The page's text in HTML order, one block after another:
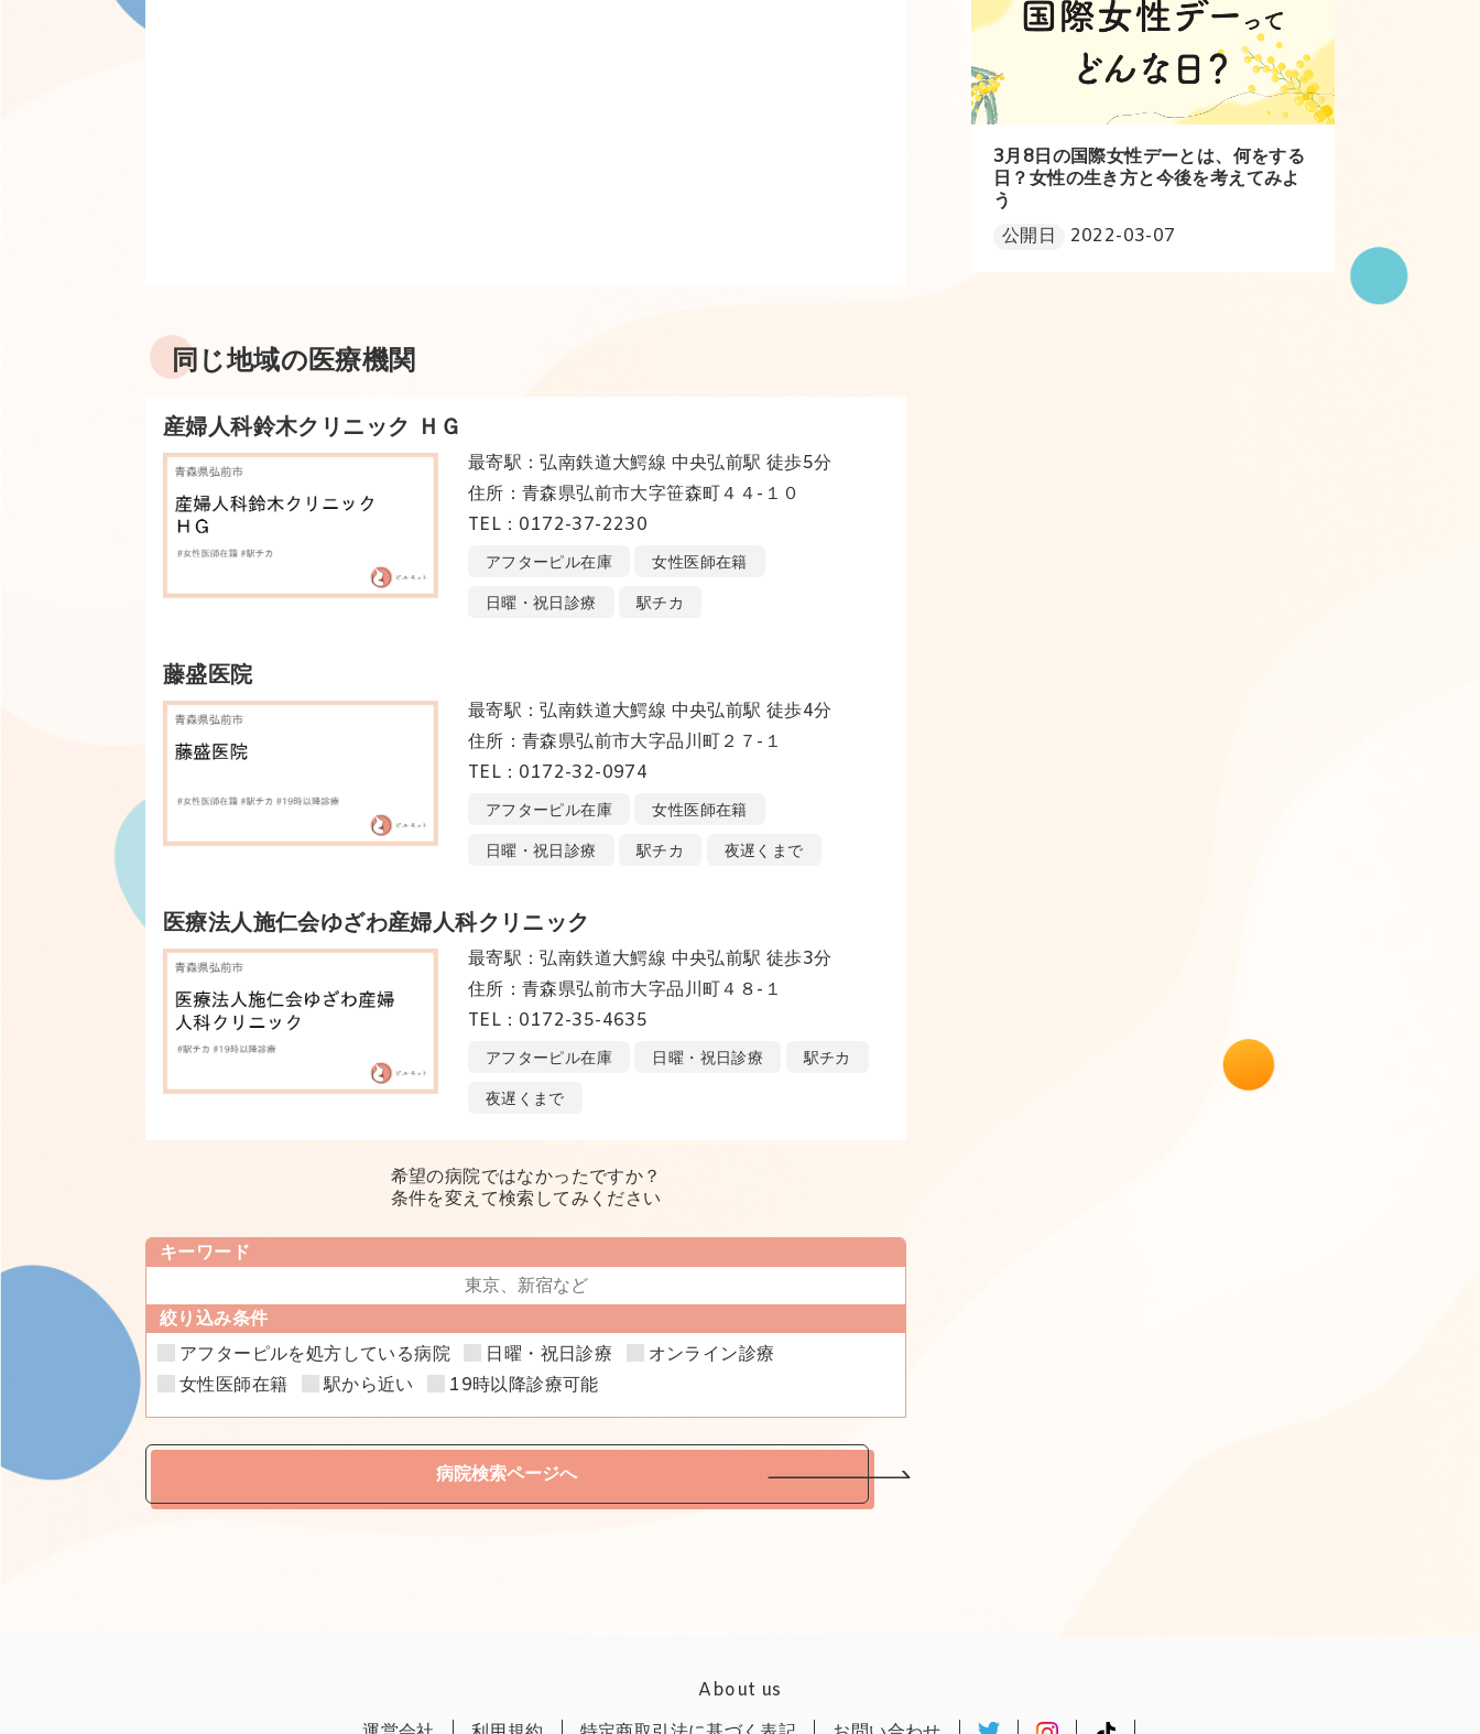
同じ地域の医療機関
産婦人科鈴木クリニック ＨＧ
最寄駅：弘南鉄道大鰐線 中央弘前駅 徒歩5分
住所：青森県弘前市大字笹森町４４-１０
TEL：0172-37-2230
アフターピル在庫
女性医師在籍
日曜・祝日診療
駅チカ
藤盛医院
最寄駅：弘南鉄道大鰐線 中央弘前駅 徒歩4分
住所：青森県弘前市大字品川町２７-１
TEL：0172-32-0974
アフターピル在庫
女性医師在籍
日曜・祝日診療
駅チカ 夜遅くまで
医療法人施仁会ゆざわ産婦人科クリニック
最寄駅：弘南鉄道大鰐線 中央弘前駅 徒歩3分
住所：青森県弘前市大字品川町４８-１
TEL：0172-35-4635
アフターピル在庫 日曜・祝日診療
駅チカ
夜遅くまで
3月8日の国際女性デーとは、何をする
日？女性の生き方と今後を考えてみよ
う
公開日
2022-03-07
希望の病院ではなかったですか？
条件を変えて検索してみください
キーワード
絞り込み条件
アフターピルを処方している病院
日曜・祝日診療
オンライン診療
女性医師在籍
駅から近い 19時以降診療可能
病院検索ページへ
About us